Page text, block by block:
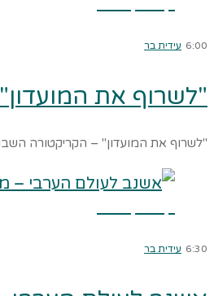
6:00 עידית בר
"לשרוף את המועדון"
"לשרוף את המועדון" – הקריקטורה
6:30 עידית בר